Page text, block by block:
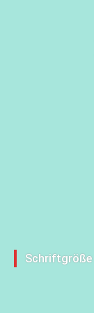
Schriftgröße